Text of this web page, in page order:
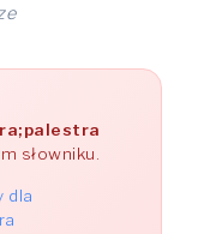
słowniku.
dla